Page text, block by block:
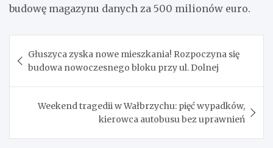
budowę magazynu danych za 500 milionów euro.
wpisu
Głuszyca zyska nowe mieszkania! Rozpoczyna się
budowa nowoczesnego bloku przy ul. Dolnej
Weekend tragedii w Wałbrzychu: pięć wypadków,
kierowca autobusu bez uprawnień